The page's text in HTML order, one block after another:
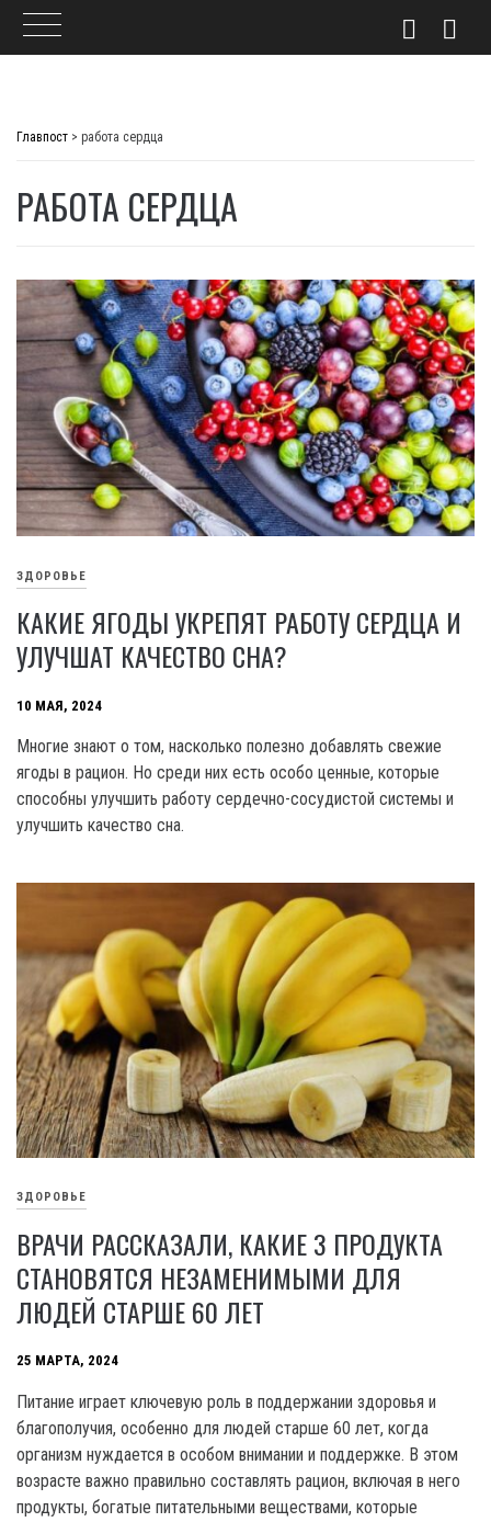
Главпост > работа сердца
РАБОТА СЕРДЦА
ЗДОРОВЬЕ
КАКИЕ ЯГОДЫ УКРЕПЯТ РАБОТУ СЕРДЦА И
УЛУЧШАТ КАЧЕСТВО СНА?
10 МАЯ, 2024
Многие знают о том, насколько полезно добавлять свежие
ягоды в рацион. Но среди них есть особо ценные, которые
способны улучшить работу сердечно-сосудистой системы и
улучшить качество сна.
ЗДОРОВЬЕ
ВРАЧИ РАССКАЗАЛИ, КАКИЕ 3 ПРОДУКТА
СТАНОВЯТСЯ НЕЗАМЕНИМЫМИ ДЛЯ
ЛЮДЕЙ СТАРШЕ 60 ЛЕТ
25 МАРТА, 2024
Питание играет ключевую роль в поддержании здоровья и
благополучия, особенно для людей старше 60 лет, когда
организм нуждается в особом внимании и поддержке. В этом
возрасте важно правильно составлять рацион, включая в него
продукты, богатые питательными веществами, которые